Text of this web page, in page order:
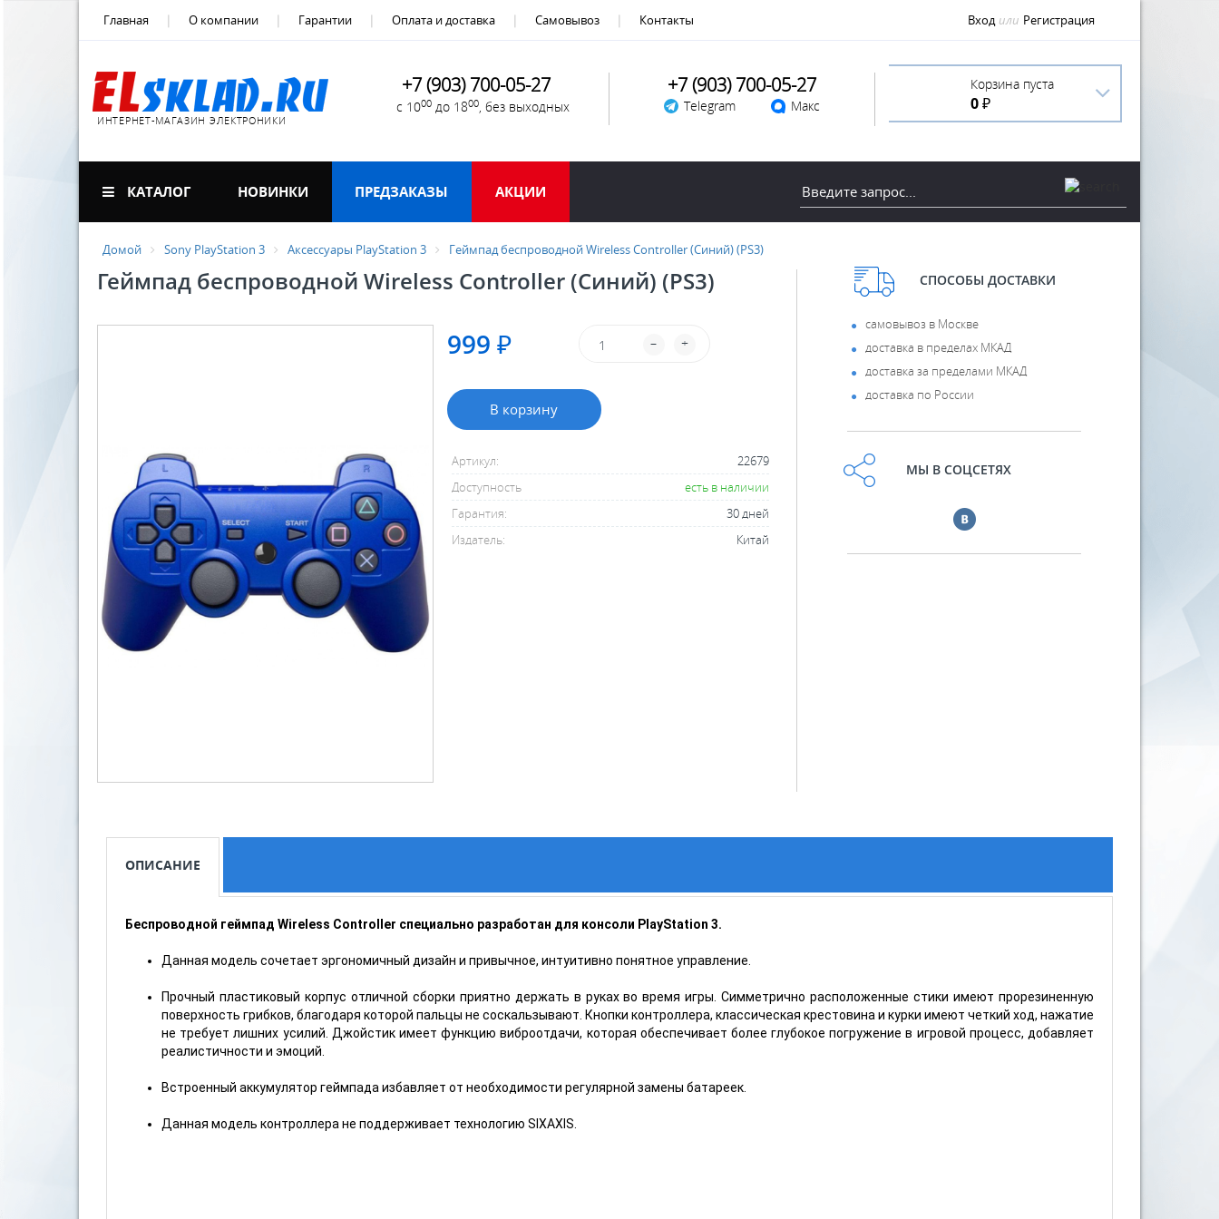
Главная О компании Гарантии Оплата и доставка Самовывоз Контакты Вход или Регистрация
ИНТЕРНЕТ-МАГАЗИН ЭЛЕКТРОНИКИ
+7 (903) 700-05-27
с 1000 до 1800, без выходных
+7 (903) 700-05-27
Telegram Макс
Корзина пуста
0 ₽
КАТАЛОГ НОВИНКИ ПРЕДЗАКАЗЫ АКЦИИ
Домой Sony PlayStation 3 Аксессуары PlayStation 3 Геймпад беспроводной Wireless Controller (Синий) (PS3)
Геймпад беспроводной Wireless Controller (Синий) (PS3)
999 ₽ +
–
В корзину
Артикул:
22679
Доступность
есть в наличии
Гарантия:
30 дней
Издатель:
Китай
СПОСОБЫ ДОСТАВКИ
самовывоз в Москве
доставка в пределах МКАД
доставка за пределами МКАД
доставка по России
МЫ В СОЦСЕТЯХ
ОПИСАНИЕ
Беспроводной геймпад Wireless Controller специально разработан для консоли PlayStation 3.
Данная модель сочетает эргономичный дизайн и привычное, интуитивно понятное управление.
Прочный пластиковый корпус отличной сборки приятно держать в руках во время игры. Симметрично расположенные стики имеют прорезиненную
поверхность грибков, благодаря которой пальцы не соскальзывают. Кнопки контроллера, классическая крестовина и курки имеют четкий ход, нажатие
не требует лишних усилий. Джойстик имеет функцию виброотдачи, которая обеспечивает более глубокое погружение в игровой процесс, добавляет
реалистичности и эмоций.
Встроенный аккумулятор геймпада избавляет от необходимости регулярной замены батареек.
Данная модель контроллера не поддерживает технологию SIXAXIS.